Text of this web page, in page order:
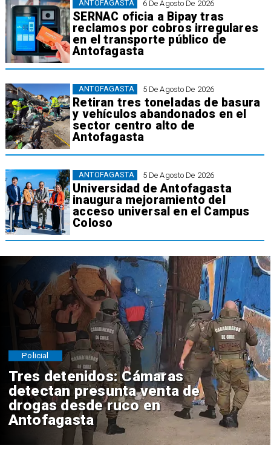
6 De Agosto De 2026
SERNAC oficia a Bipay tras
reclamos por cobros irregulares
en el transporte público de
Antofagasta
ANTOFAGASTA
5 De Agosto De 2026
Retiran tres toneladas de basura
y vehículos abandonados en el
sector centro alto de
Antofagasta
ANTOFAGASTA
5 De Agosto De 2026
Universidad de Antofagasta
inaugura mejoramiento del
acceso universal en el Campus
Coloso
ANTOFAGASTA
Tres detenidos: Cámaras
detectan presunta venta de
drogas desde ruco en
Antofagasta
Policial